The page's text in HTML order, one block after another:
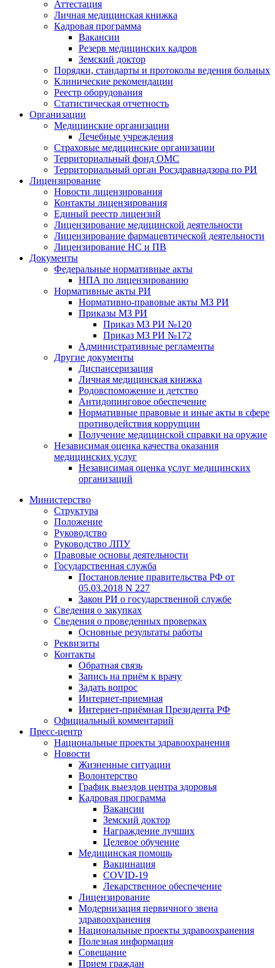
Аттестация
Личная медицинская книжка
Кадровая программа
Вакансии
Резерв медицинских кадров
Земский доктор
Порядки, стандарты и протоколы ведения больных
Клинические рекомендации
Реестр оборудования
Статистическая отчетность
Организации
Медицинские организации
Лечебные учреждения
Страховые медицинские организации
Территориальный фонд ОМС
Территориальный орган Росздравнадзора по РИ
Лицензирование
Новости лицензирования
Контакты лицензирования
Единый реестр лицензий
Лицензирование медицинской деятельности
Лицензирование фармацевтической деятельности
Лицензирование НС и ПВ
Документы
Федеральные нормативные акты
НПА по лицензированию
Нормативные акты РИ
Нормативно-правовые акты МЗ РИ
Приказы МЗ РИ
Приказ МЗ РИ №120
Приказ МЗ РИ №172
Административные регламенты
Другие документы
Диспансеризация
Личная медицинская книжка
Родовспоможение и детство
Антидопинговое обеспечение
Нормативные правовые и иные акты в сфере
противодействия коррупции
Получение медицинской справки на оружие
Независимая оценка качества оказания
медицинских услуг
Независимая оценка услуг медицинскиx
организаций
Министерство
Структура
Положение
Руководство
Руководство ЛПУ
Правовые основы деятельности
Государственная служба
Постановление правительства РФ от
05.03.2018 N 227
Закон РИ о государственной службе
Сведения о закупках
Сведения о проведенных проверках
Основные результаты работы
Реквизиты
Контакты
Обратная связь
Запись на приём к врачу
Задать вопрос
Интернет-приемная
Интернет-приёмная Президента РФ
Официальный комментарий
Пресс-центр
Национальные проекты здравоохранения
Новости
Жизненные ситуации
Волонтерство
График выездов центра здоровья
Кадровая программа
Вакансии
Земский доктор
Награждение лучших
Целевое обучение
Медицинская помощь
Вакцинация
COVID-19
Лекарственное обеспечение
Лицензирование
Модернизация первичного звена
здравоохранения
Национальные проекты здравоохранения
Полезная информация
Совещание
Прием граждан